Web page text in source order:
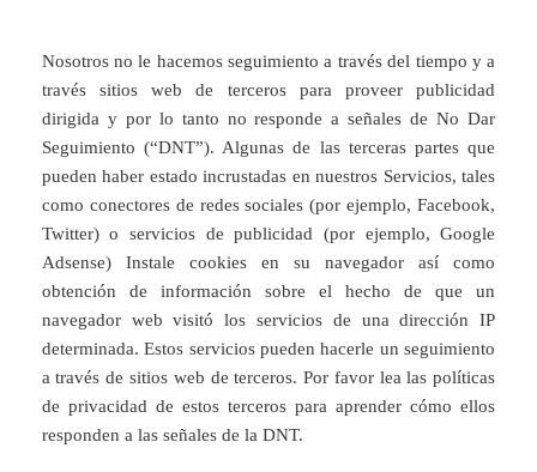
Nosotros no le hacemos seguimiento a través del tiempo y a
través sitios web de terceros para proveer publicidad
dirigida y por lo tanto no responde a señales de No Dar
Seguimiento (“DNT”). Algunas de las terceras partes que
pueden haber estado incrustadas en nuestros Servicios, tales
como conectores de redes sociales (por ejemplo, Facebook,
Twitter) o servicios de publicidad (por ejemplo, Google
Adsense) Instale cookies en su navegador así como
obtención de información sobre el hecho de que un
navegador web visitó los servicios de una dirección IP
determinada. Estos servicios pueden hacerle un seguimiento
a través de sitios web de terceros. Por favor lea las políticas
de privacidad de estos terceros para aprender cómo ellos
responden a las señales de la DNT.